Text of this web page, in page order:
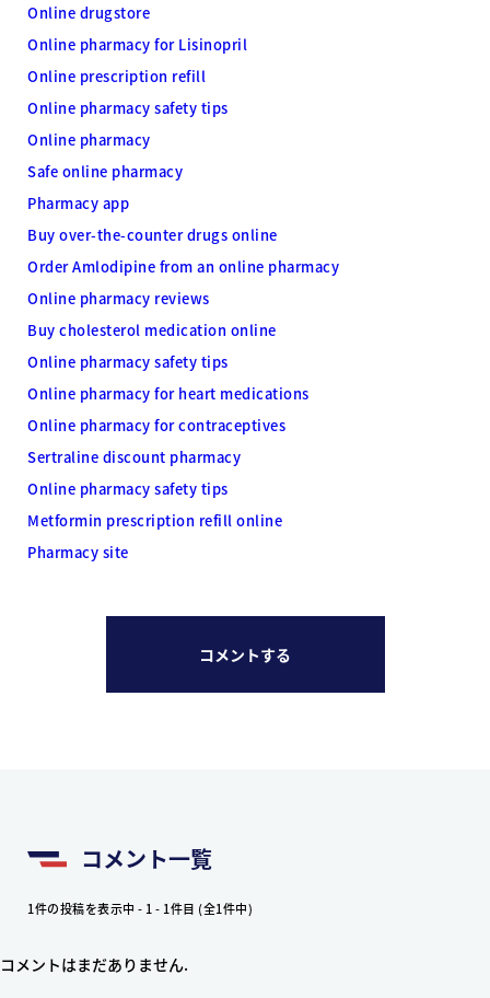
Online drugstore
Online pharmacy for Lisinopril
Online prescription refill
Online pharmacy safety tips
Online pharmacy
Safe online pharmacy
Pharmacy app
Buy over-the-counter drugs online
Order Amlodipine from an online pharmacy
Online pharmacy reviews
Buy cholesterol medication online
Online pharmacy safety tips
Online pharmacy for heart medications
Online pharmacy for contraceptives
Sertraline discount pharmacy
Online pharmacy safety tips
Metformin prescription refill online
Pharmacy site
コメントする
コメント一覧
1件の投稿を表示中 - 1 - 1件目 (全1件中)
コメントはまだありません.